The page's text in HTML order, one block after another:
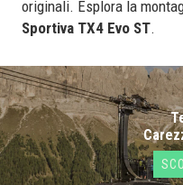
originali. Esplora la
Sportiva TX4 Evo ST.